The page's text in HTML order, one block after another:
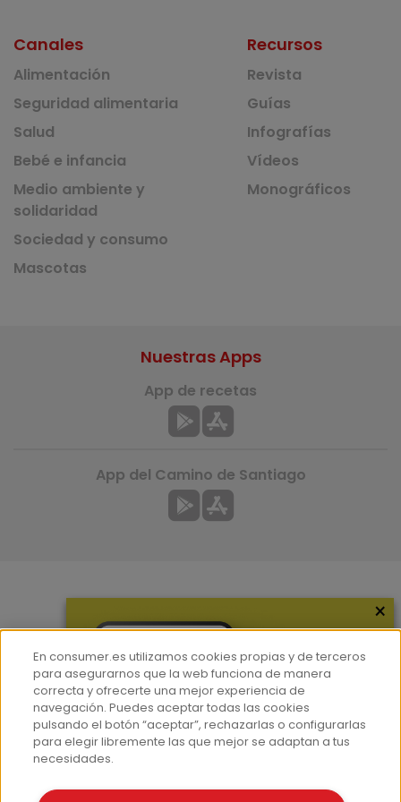
Canales
Alimentación
Seguridad alimentaria
Salud
Bebé e infancia
Medio ambiente y
solidaridad
Sociedad y consumo
Mascotas
Recursos
Revista
Guías
Infografías
Vídeos
Monográficos
Hemeroteca
Contacto
Prensa
Corpus Lingüístico Consumer
Nuestras Apps
App de recetas
App del Camino de Santiago
×
En consumer.es utilizamos cookies propias y de terceros
para asegurarnos que la web funciona de manera
correcta y ofrecerte una mejor experiencia de
navegación. Puedes aceptar todas las cookies
pulsando el botón “aceptar”, rechazarlas o configurarlas
para elegir libremente las que mejor se adaptan a tus
necesidades.